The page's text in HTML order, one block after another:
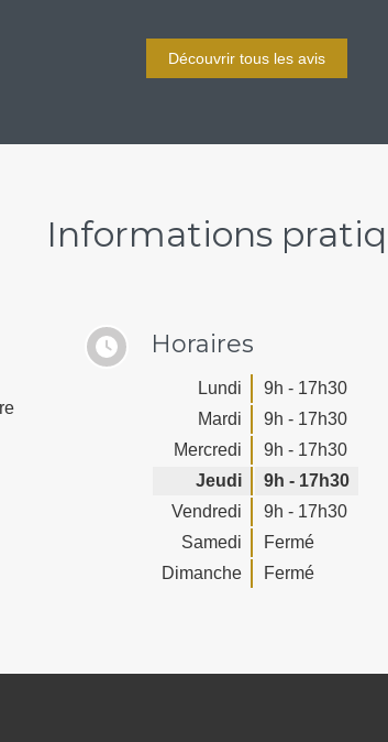
Découvrir tous les avis
Informations
Horaires
Lundi
9h - 17h30
Mardi
9h - 17h30
Mercredi
9h - 17h30
Jeudi
9h - 17h30
Vendredi
9h - 17h30
Samedi
Fermé
Dimanche
Fermé